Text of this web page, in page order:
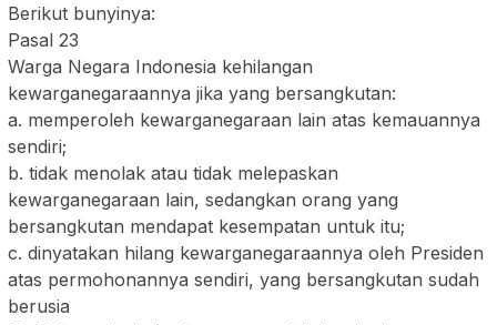
Berikut bunyinya:
Pasal 23
Warga Negara Indonesia kehilangan
kewarganegaraannya jika yang bersangkutan:
a. memperoleh kewarganegaraan lain atas kemauannya
sendiri;
b. tidak menolak atau tidak melepaskan
kewarganegaraan lain, sedangkan orang yang
bersangkutan mendapat kesempatan untuk itu;
c. dinyatakan hilang kewarganegaraannya oleh Presiden
atas permohonannya sendiri, yang bersangkutan sudah
berusia